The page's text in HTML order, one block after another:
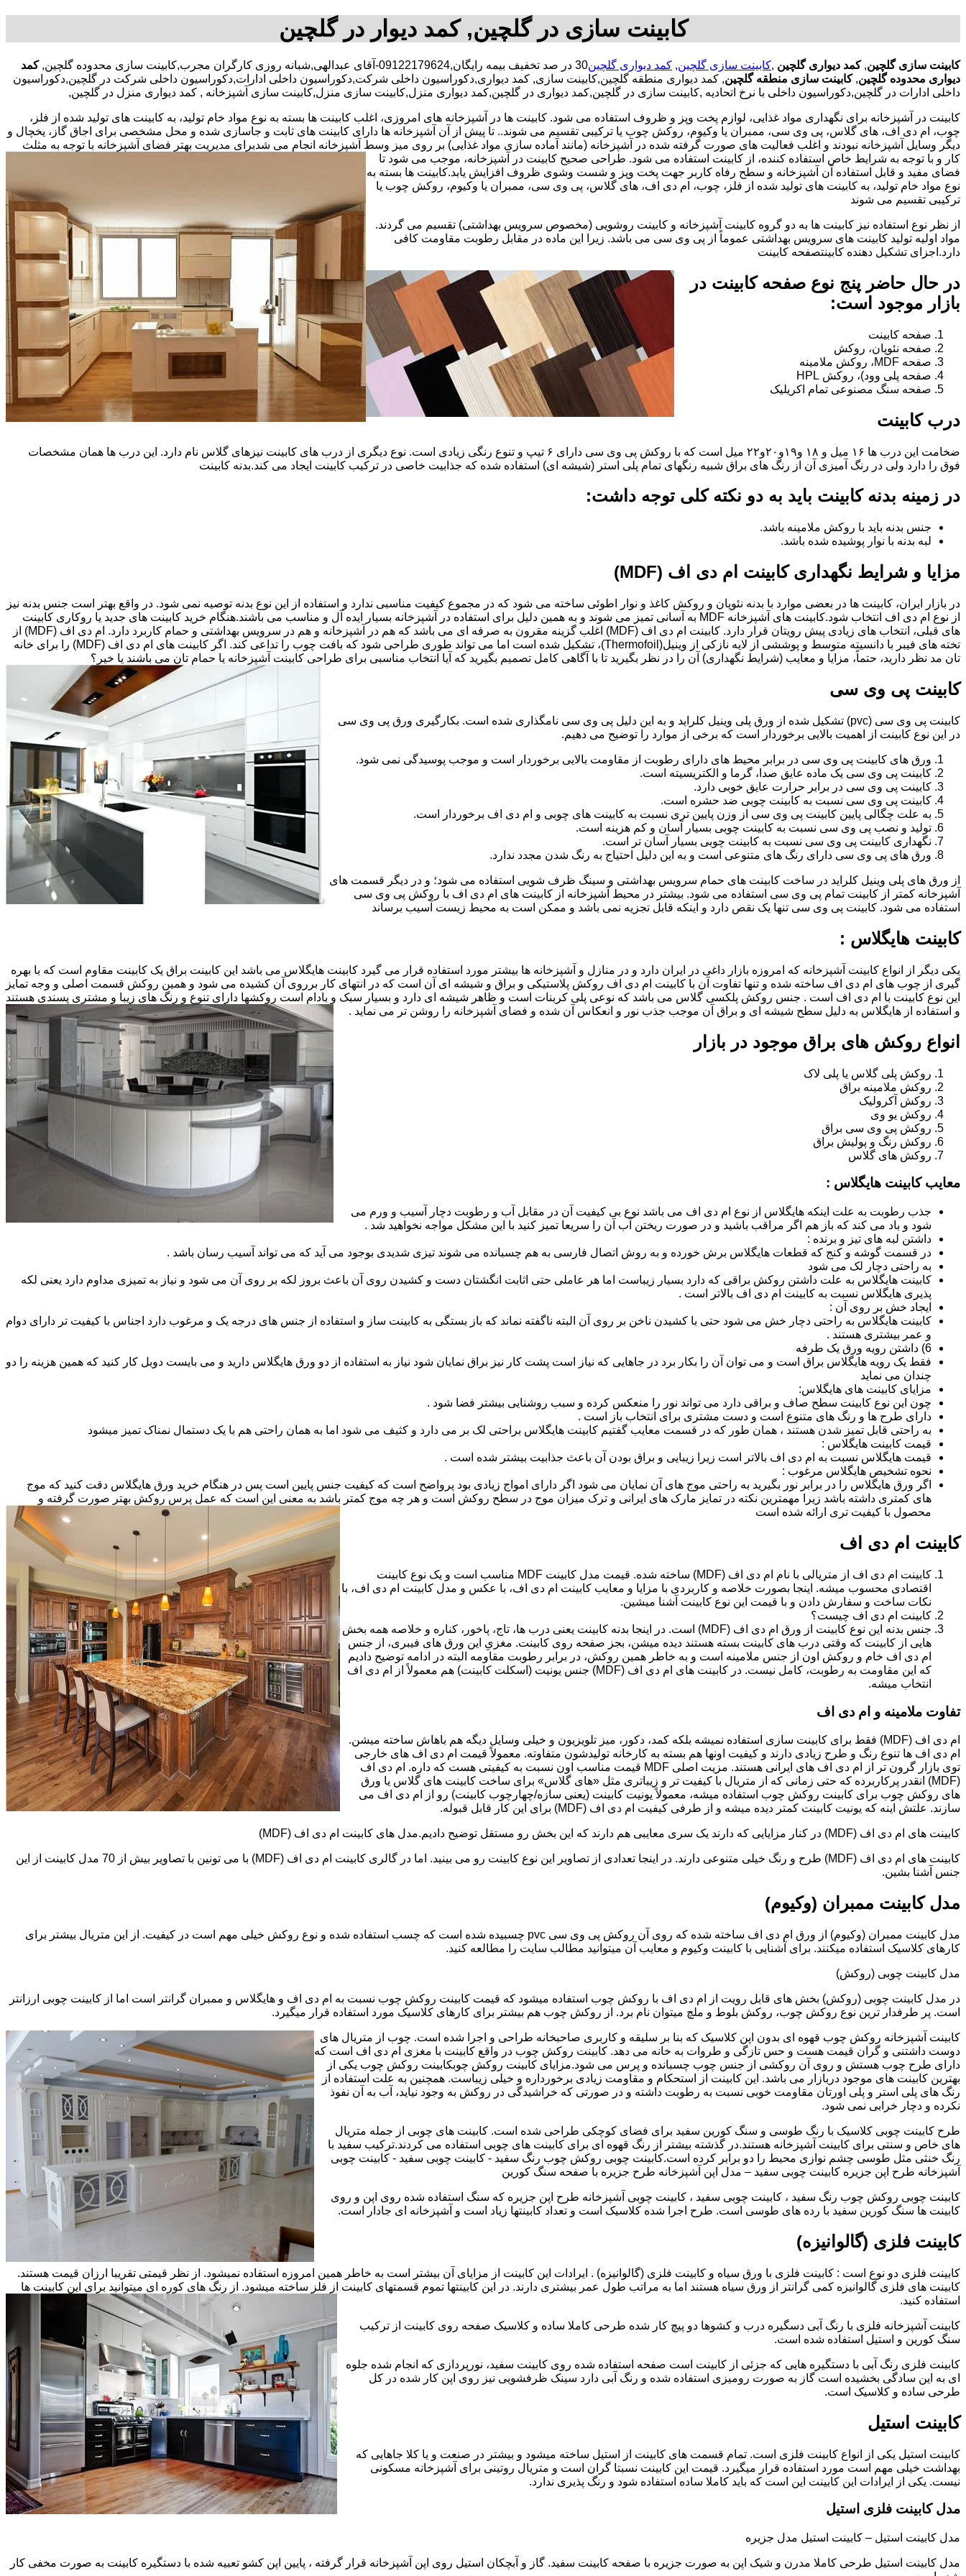
کابینت سازی در گلچین, کمد دیوار در گلچین
کابینت سازی گلچین,کمد دیواری گلچین ,کابینت سازی گلچین, کمد دیواری گلچین30 در صد تخفیف بیمه رایگان,09122179624-آقای عبدالهی,شبانه روزی کارگران مجرب,کابینت سازی محدوده گلچین,
کمد
دیواری محدوده گلچین, کابینت سازی منطقه گلچین, کمد دیواری منطقه گلچین,کابینت سازی, کمد دیواری,دکوراسیون داخلی شرکت,دکوراسیون داخلی ادارات,دکوراسیون داخلی شرکت در گلچین,دکوراسیون
داخلی ادارات در گلچین,دکوراسیون داخلی با نرخ اتحادیه ,کابینت سازی در گلچین,کمد دیواری در گلچین,کمد دیواری منزل,کابینت سازی منزل,کابینت سازی آشپزخانه , کمد دیواری منزل در گلچین,
کابینت در آشپزخانه برای نگهداری مواد غذایی، لوازم پخت وپز و ظروف استفاده می شود. کابینت ها در آشپزخانه های امروزی، اغلب کابینت ها بسته به نوع مواد خام تولید، به کابینت های تولید شده از فلز،
چوب، ام دی اف، های گلاس، پی وی سی، ممبران یا وکیوم، روکش چوب یا ترکیبی تقسیم می شوند.. تا پیش از آن آشپزخانه ها دارای کابینت های ثابت و جاسازی شده و محل مشخصی برای اجاق گاز، یخچال و
دیگر وسایل آشپزخانه نبودند و اغلب فعالیت های صورت گرفته شده در آشپزخانه (مانند آماده سازی مواد غذایی) بر روی میز وسط آشپزخانه انجام می شدبرای مدیریت بهتر فضای آشپزخانه با توجه به مثلث
کار و با توجه به شرایط خاص استفاده کننده، از کابینت استفاده می شود. طراحی صحیح کابینت در آشپزخانه، موجب می شود تا
فضای مفید و قابل استفاده آن آشپزخانه و سطح رفاه کاربر جهت پخت وپز و شست وشوی ظروف افزایش یابد.کابینت ها بسته به
نوع مواد خام تولید، به کابینت های تولید شده از فلز، چوب، ام دی اف، های گلاس، پی وی سی، ممبران یا وکیوم، روکش چوب یا
ترکیبی تقسیم می شوند
از نظر نوع استفاده نیز کابینت ها به دو گروه کابینت آشپزخانه و کابینت روشویی (مخصوص سرویس بهداشتی) تقسیم می گردند.
مواد اولیه تولید کابینت های سرویس بهداشتی عموماً از پی وی سی می باشد. زیرا این ماده در مقابل رطوبت مقاومت کافی
دارد.اجزای تشکیل دهنده کابینتصفحه کابینت
در حال حاضر پنج نوع صفحه کابینت در
بازار موجود است:
صفحه کابینت
صفحه نئوپان، روکش
صفحه MDF، روکش ملامینه
صفحه پلی وود)، روکش HPL
صفحه سنگ مصنوعی تمام اکریلیک
درب کابینت
ضخامت این درب ها ۱۶ میل و ۱۸ و١٩و٢٠و٢٢ میل است که با روکش پی وی سی دارای ۶ تیپ و تنوع رنگی زیادی است. نوع دیگری از درب های کابینت نیزهای گلاس نام دارد. این درب ها همان مشخصات
فوق را دارد ولی در رنگ آمیزی آن از رنگ های براق شبیه رنگهای تمام پلی استر (شیشه ای) استفاده شده که جذابیت خاصی در ترکیب کابینت ایجاد می کند.بدنه کابینت
در زمینه بدنه کابینت باید به دو نکته کلی توجه داشت:
جنس بدنه باید با روکش ملامینه باشد.
لبه بدنه با نوار پوشیده شده باشد.
مزایا و شرایط نگهداری کابینت ام دی اف (MDF)
در بازار ایران، کابینت ها در بعضی موارد با بدنه نئوپان و روکش کاغذ و نوار اطوئی ساخته می شود که در مجموع کیفیت مناسبی ندارد و استفاده از این نوع بدنه توصیه نمی شود. در واقع بهتر است جنس بدنه نیز
از نوع ام دی اف انتخاب شود.کابینت های آشپزخانه MDF به آسانی تمیز می شوند و به همین دلیل برای استفاده در آشپزخانه بسیار ایده آل و مناسب می باشند.هنگام خرید کابینت های جدید یا روکاری کابینت
های قبلی، انتخاب های زیادی پیش رویتان قرار دارد. کابینت ام دی اف (MDF) اغلب گزینه مقرون به صرفه ای می باشد که هم در آشپزخانه و هم در سرویس بهداشتی و حمام کاربرد دارد. ام دی اف (MDF) از
تخته های فیبر با دانسیته متوسط و پوششی از لایه نازکی از وینیل(Thermofoil)، تشکیل شده است اما می تواند طوری طراحی شود که بافت چوب را تداعی کند. اگر کابینت های ام دی اف (MDF) را برای خانه
تان مد نظر دارید، حتماً، مزایا و معایب (شرایط نگهداری) آن را در نظر بگیرید تا با آگاهی کامل تصمیم بگیرید که آیا انتخاب مناسبی برای طراحی کابینت آشپزخانه یا حمام تان می باشند یا خیر؟
کابینت پی وی سی
کابینت پی وی سی (pvc) تشکیل شده از ورق پلی وینیل کلراید و به این دلیل پی وی سی نامگذاری شده است. بکارگیری ورق پی وی سی
در این نوع کابینت از اهمیت بالایی برخوردار است که برخی از موارد را توضیح می دهیم.
ورق های کابینت پی وی سی در برابر محیط های دارای رطوبت از مقاومت بالایی برخوردار است و موجب پوسیدگی نمی شود.
کابینت پی وی سی یک ماده عایق صدا، گرما و الکتریسیته است.
کابینت پی وی سی در برابر حرارت عایق خوبی دارد.
کابینت پی وی سی نسبت به کابینت چوبی ضد حشره است.
به علت چگالی پایین کابینت پی وی سی از وزن پایین تری نسبت به کابینت های چوبی و ام دی اف برخوردار است.
تولید و نصب پی وی سی نسبت به کابینت چوبی بسیار آسان و کم هزینه است.
نگهداری کابینت پی وی سی نسبت به کابینت چوبی بسیار آسان تر است.
ورق های پی وی سی دارای رنگ های متنوعی است و به این دلیل احتیاج به رنگ شدن مجدد ندارد.
از ورق های پلی وینیل کلراید در ساخت کابینت های حمام سرویس بهداشتی و سینگ ظرف شویی استفاده می شود؛ و در دیگر قسمت های
آشپزخانه کمتر از کابینت تمام پی وی سی استفاده می شود. بیشتر در محیط آشپزخانه از کابینت های ام دی اف با روکش پی وی سی
استفاده می شود. کابینت پی وی سی تنها یک نقص دارد و اینکه قابل تجزیه نمی باشد و ممکن است به محیط زیست آسیب برساند
کابینت هایگلاس :
یکی دیگر از انواع کابینت آشپزخانه که امروزه بازار داغی در ایران دارد و در منازل و آشپزخانه ها بیشتر مورد استفاده قرار می گیرد کابینت هایگلاس می باشد این کابینت براق یک کابینت مقاوم است که با بهره
گیری از چوب های ام دی اف ساخته شده و تنها تفاوت آن با کابینت ام دی اف روکش پلاستیکی و براق و شیشه ای آن است که در انتهای کار برروی آن کشیده می شود و همین روکش قسمت اصلی و وجه تمایز
این نوع کابینت با ام دی اف است . جنس روکش پلکسی گلاس می باشد که نوعی پلی کربنات است و ظاهر شیشه ای دارد و بسیار سبک و بادام است روکشها دارای تنوع و رنگ های زیبا و مشتری پسندی هستند
و استفاده از هایگلاس به دلیل سطح شیشه ای و براق آن موجب جذب نور و انعکاس آن شده و فضای آشپزخانه را روشن تر می نماید .
انواع روکش های براق موجود در بازار
روکش پلی گلاس یا پلی لاک
روکش ملامینه براق
روکش آکرولیک
روکش یو وی
روکش پی وی سی براق
روکش رنگ و پولیش براق
روکش های گلاس
معایب کابینت هایگلاس :
جذب رطوبت به علت اینکه هایگلاس از نوع ام دی اف می باشد نوع بی کیفیت آن در مقابل آب و رطوبت دچار آسیب و ورم می
شود و باد می کند که باز هم اگر مراقب باشید و در صورت ریختن آب آن را سریعا تمیز کنید با این مشکل مواجه نخواهید شد .
داشتن لبه های تیز و برنده :
در قسمت گوشه و کنج که قطعات هایگلاس برش خورده و به روش اتصال فارسی به هم چسبانده می شوند تیزی شدیدی بوجود می آید که می تواند آسیب رسان باشد .
به راحتی دچار لک می شود
کابینت هایگلاس به علت داشتن روکش براقی که دارد بسیار زیباست اما هر عاملی حتی اثابت انگشتان دست و کشیدن روی آن باعث بروز لکه بر روی آن می شود و نیاز به تمیزی مداوم دارد یعنی لکه
پذیری هایگلاس نسبت به کابینت ام دی اف بالاتر است .
ایجاد خش بر روی آن :
کابینت هایگلاس به راحتی دچار خش می شود حتی با کشیدن ناخن بر روی آن البته ناگفته نماند که باز بستگی به کابینت ساز و استفاده از جنس های درجه یک و مرغوب دارد اجناس با کیفیت تر دارای دوام
و عمر بیشتری هستند .
6) داشتن رویه ورق یک طرفه
فقط یک رویه هایگلاس براق است و می توان آن را بکار برد در جاهایی که نیاز است پشت کار نیز براق نمایان شود نیاز به استفاده از دو ورق هایگلاس دارید و می بایست دوبل کار کنید که همین هزینه را دو
چندان می نماید
مزایای کابینت های هایگلاس:
چون این نوع کابینت سطح صاف و براقی دارد می تواند نور را منعکس کرده و سبب روشنایی بیشتر فضا شود .
دارای طرح ها و رنگ های متنوع است و دست مشتری برای انتخاب باز است .
به راحتی قابل تمیز شدن هستند ، همان طور که در قسمت معایب گفتیم کابینت هایگلاس براحتی لک بر می دارد و کثیف می شود اما به همان راحتی هم با یک دستمال نمناک تمیز میشود
قیمت کابینت هایگلاس :
قیمت هایگلاس نسبت به ام دی اف بالاتر است زیرا زیبایی و براق بودن آن باعث جذابیت بیشتر شده است .
نحوه تشخیص هایگلاس مرغوب :
اگر ورق هایگلاس را در برابر نور بگیرید به راحتی موج های آن نمایان می شود اگر دارای امواج زیادی بود پرواضح است که کیفیت جنس پایین است پس در هنگام خرید ورق هایگلاس دقت کنید که موج
های کمتری داشته باشد زیرا مهمترین نکته در تمایز مارک های ایرانی و ترک میزان موج در سطح روکش است و هر چه موج کمتر باشد به معنی این است که عمل پرس روکش بهتر صورت گرفته و
محصول با کیفیت تری ارائه شده است
کابینت ام دی اف
کابینت ام دی اف از متریالی با نام ام دی اف (MDF) ساخته شده. قیمت مدل کابینت MDF مناسب است و یک نوع کابینت
اقتصادی محسوب میشه. اینجا بصورت خلاصه و کاربردی با مزایا و معایب کابینت ام دی اف، با عکس و مدل کابینت ام دی اف، با
نکات ساخت و سفارش دادن و با قیمت این نوع کابینت آشنا میشین.
کابینت ام دی اف چیست؟
جنس بدنه این نوع کابینت از ورق ام دی اف (MDF) است. در اینجا بدنه کابینت یعنی درب ها، تاج، پاخور، کناره و خلاصه همه بخش
هایی از کابینت که وقتی درب های کابینت بسته هستند دیده میشن، بجز صفحه روی کابینت. مغزیِ این ورق های فیبری، از جنس
ام دی اف خام و روکش اون از جنس ملامینه است و به خاطر همین روکش، در برابر رطوبت مقاومه البته در ادامه توضیح دادیم
که این مقاومت به رطوبت، کامل نیست. در کابینت های ام دی اف (MDF) جنس یونیت (اسکلت کابینت) هم معمولاً از ام دی اف
انتخاب میشه.
تفاوت ملامینه و ام دی اف
ام دی اف (MDF) فقط برای کابینت سازی استفاده نمیشه بلکه کمد، دکور، میز تلویزیون و خیلی وسایل دیگه هم باهاش ساخته میشن.
ام دی اف ها تنوع رنگ و طرح زیادی دارند و کیفیت اونها هم بسته به کارخانه تولیدشون متفاوته. معمولاً قیمت ام دی اف های خارجی
توی بازار گرون تر از ام دی اف های ایرانی هستند. مزیت اصلی MDF قیمت مناسب اون نسبت به کیفیتی هست که داره. ام دی اف
(MDF) انقدر پرکاربرده که حتی زمانی که از متریال با کیفیت تر و زیباتری مثل «های گلاس» برای ساخت کابینت های گلاس یا ورق
های روکش چوب برای کابینت روکش چوب استفاده میشه، معمولاً یونیت کابینت (یعنی سازه/چهارچوب کابینت) رو از ام دی اف می
سازند. علتش اینه که یونیت کابینت کمتر دیده میشه و از طرفی کیفیت ام دی اف (MDF) برای این کار قابل قبوله.
کابینت های ام دی اف (MDF) در کنار مزایایی که دارند یک سری معایبی هم دارند که این بخش رو مستقل توضیح دادیم.مدل های کابینت ام دی اف (MDF)
کابینت های ام دی اف (MDF) طرح و رنگ خیلی متنوعی دارند. در اینجا تعدادی از تصاویر این نوع کابینت رو می بینید. اما در گالری کابینت ام دی اف (MDF) با می تونین با تصاویر بیش از 70 مدل کابینت از این
جنس آشنا بشین.
مدل کابینت ممبران (وکیوم)
مدل کابینت ممبران (وکیوم) از ورق ام دی اف ساخته شده که روی آن روکش پی وی سی pvc چسبیده شده است که چسب استفاده شده و نوع روکش خیلی مهم است در کیفیت. از این متریال بیشتر برای
کارهای کلاسیک استفاده میکنند. برای آشنایی با کابینت وکیوم و معایب آن میتوانید مطالب سایت را مطالعه کنید.
مدل کابینت چوبی (روکش)
در مدل کابینت چوبی (روکش) بخش های قابل رویت از ام دی اف با روکش چوب استفاده میشود که قیمت کابینت روکش چوب نسبت به ام دی اف و هایگلاس و ممبران گرانتر است اما از کابینت چوبی ارزانتر
است. پر طرفدار ترین نوع روکش چوب، روکش بلوط و ملچ میتوان نام برد. از روکش چوب هم بیشتر برای کارهای کلاسیک مورد استفاده قرار میگیرد.
کابینت آشپزخانه روکش چوب قهوه ای بدون اپن کلاسیک که بنا بر سلیقه و کاربری صاحبخانه طراحی و اجرا شده است. چوب از متریال های
دوست داشتنی و گران قیمت هست و حس تازگی و طروات به خانه می دهد. کابینت روکش چوب در واقع کابینت با مغزی ام دی اف است که
دارای طرح چوب هستش و روی آن روکشی از جنس چوب چسبانده و پرس می شود.مزایای کابینت روکش چوبکابینت روکش چوب یکی از
بهترین کابینت های موجود دربازار می باشد. این کابینت از استحکام و مقاومت زیادی برخورداره و خیلی زیباست. همچنین به علت استفاده از
رنگ های پلی استر و پلی اورتان مقاومت خوبی نسبت به رطوبت داشته و در صورتی که خراشیدگی در روکش به وجود نیاید، آب به آن نفوذ
نکرده و دچار خرابی نمی شود.
طرح کابینت چوبی کلاسیک با رنگ طوسی و سنگ کورین سفید برای فضای کوچکی طراحی شده است. کابینت های چوبی از جمله متریال
های خاص و سنتی برای کابینت آشپزخانه هستند.در گذشته بیشتر از رنگ قهوه ای برای کابینت های چوبی استفاده می کردند.ترکیب سفید با
رنگ خنثی مثل طوسی چشم نوازی محیط را دو برابر کرده است.کابینت چوبی روکش چوب رنگ سفید - کابینت چوبی سفید - کابینت چوبی
آشپزخانه طرح اپن جزیره کابینت چوبی سفید – مدل اپن آشپزخانه طرح جزیره با صفحه سنگ کورین
کابینت چوبی روکش چوب رنگ سفید ، کابینت چوبی سفید ، کابینت چوبی آشپزخانه طرح اپن جزیره که سنگ استفاده شده روی اپن و روی
کابینت ها سنگ کورین سفید با رده های طوسی است. طرح اجرا شده کلاسیک است و تعداد کابینتها زیاد است و آشپزخانه ای جادار است.
کابینت فلزی (گالوانیزه)
کابینت فلزی دو نوع است : کابینت فلزی با ورق سیاه و کابینت فلزی (گالوانیزه) . ایرادات این کابینت از مزایای آن بیشتر است به خاطر همین امروزه استفاده نمیشود. از نظر قیمتی تقریبا ارزان قیمت هستند.
کابینت های فلزی گالوانیزه کمی گرانتر از ورق سیاه هستند اما به مراتب طول عمر بیشتری دارند. در این کابینتها تموم قسمتهای کابینت از فلز ساخته میشود. از رنگ های کوره ای میتوانید برای این کابینت ها
استفاده کنید.
کابینت آشپزخانه فلزی با رنگ آبی دسگیره درب و کشوها دو پیچ کار شده طرحی کاملا ساده و کلاسیک صفحه روی کابینت از ترکیب
سنگ کورین و استیل استفاده شده است.
کابینت فلزی رنگ آبی با دستگیره هایی که جزئی از کابینت است صفحه استفاده شده روی کابینت سفید، نورپردازی که انجام شده جلوه
ای به این سادگی بخشیده است گاز به صورت رومیزی استفاده شده و رنگ آبی دارد سینک ظرفشویی نیز روی اپن کار شده در کل
طرحی ساده و کلاسیک است.
کابینت استیل
کابینت استیل یکی از انواع کابینت فلزی است. تمام قسمت های کابینت از استیل ساخته میشود و بیشتر در صنعت و یا کلا جاهایی که
بهداشت خیلی مهم است مورد استفاده قرار میگیرد. قیمت این کابینت نسبتا گران است و متریال روتینی برای آشپزخانه مسکونی
نیست. یکی از ایرادات این کابینت این است که باید کاملا ساده استفاده شود و رنگ پذیری ندارد.
مدل کابینت فلزی استیل
مدل کابینت استیل – کابینت استیل مدل جزیره
مدل کابینت استیل طرحی کاملا مدرن و شیک اپن به صورت جزیره با صفحه کابینت سفید. گاز و آبچکان استیل روی اپن آشپزخانه قرار گرفته ، پایین اپن کشو تعبیه شده با دستگیره کابینت به صورت مخفی کار